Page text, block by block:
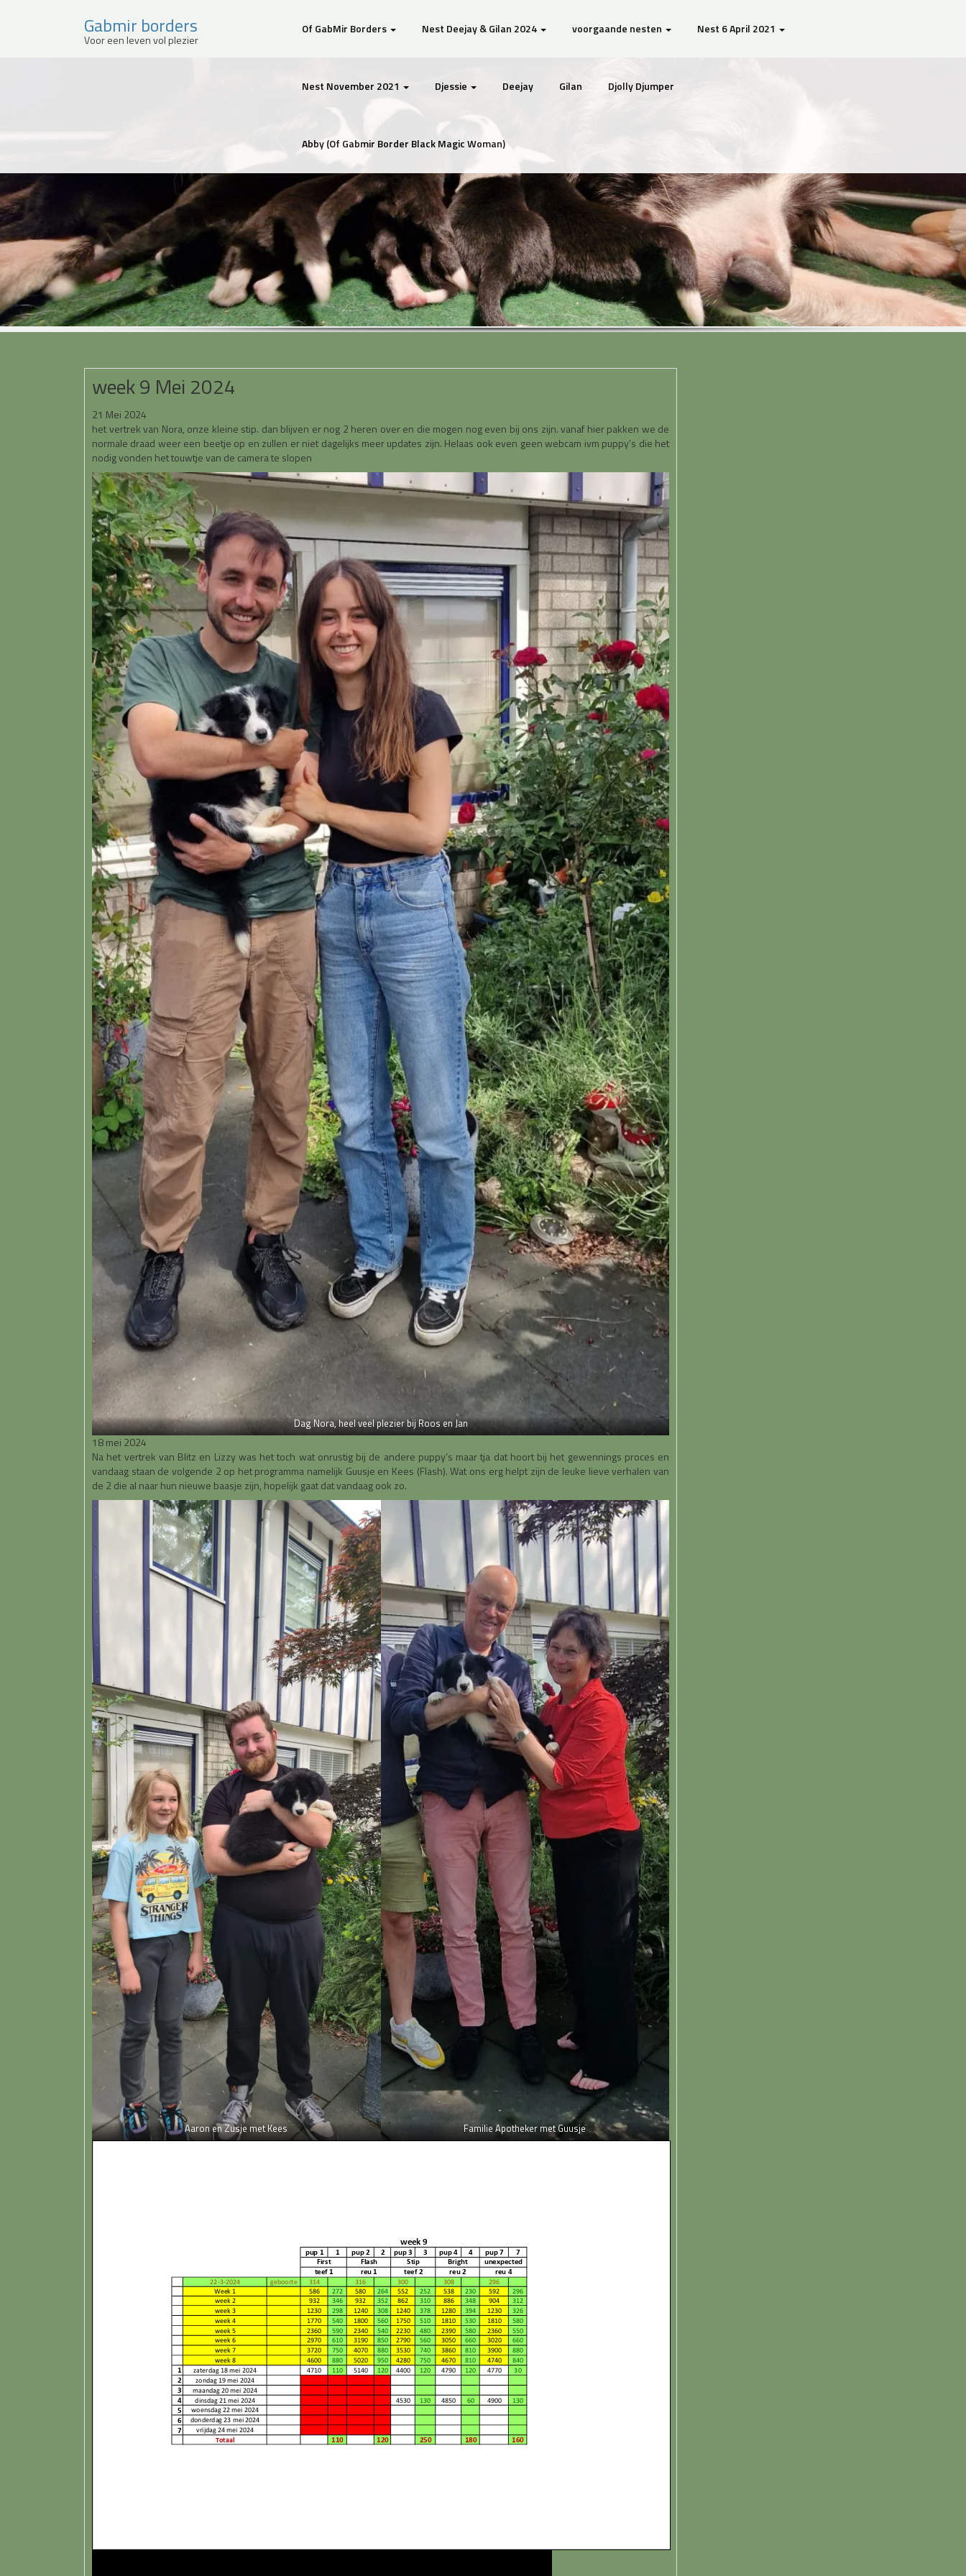
Gabmir borders
Voor een leven vol plezier
Of GabMir Borders Nest Deejay & Gilan 2024 voorgaande nesten Nest 6 April 2021
Nest November 2021 Djessie Deejay Gilan Djolly Djumper
Abby (Of Gabmir Border Black Magic Woman)
week 9 Mei 2024
21 Mei 2024
het vertrek van Nora, onze kleine stip. dan blijven er nog 2 heren over en die mogen nog even bij ons zijn. vanaf hier pakken we de
normale draad weer een beetje op en zullen er niet dagelijks meer updates zijn. Helaas ook even geen webcam ivm puppy’s die het
nodig vonden het touwtje van de camera te slopen
Dag Nora, heel veel plezier bij Roos en Jan
18 mei 2024
Na het vertrek van Blitz en Lizzy was het toch wat onrustig bij de andere puppy’s maar tja dat hoort bij het gewennings proces en
vandaag staan de volgende 2 op het programma namelijk Guusje en Kees (Flash). Wat ons erg helpt zijn de leuke lieve verhalen van
de 2 die al naar hun nieuwe baasje zijn, hopelijk gaat dat vandaag ook zo.
Aaron en Zusje met Kees Familie Apotheker met Guusje